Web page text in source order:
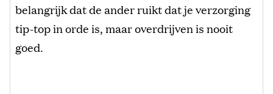
belangrijk dat de ander ruikt dat je verzorging
tip-top in orde is, maar overdrijven is nooit
goed.